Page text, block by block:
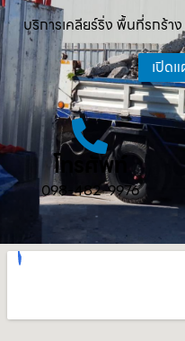
บริการเคลียร์ริ่ง พื้นที่รกร้า
เปิด
โทรศัพท์
098-482-9976